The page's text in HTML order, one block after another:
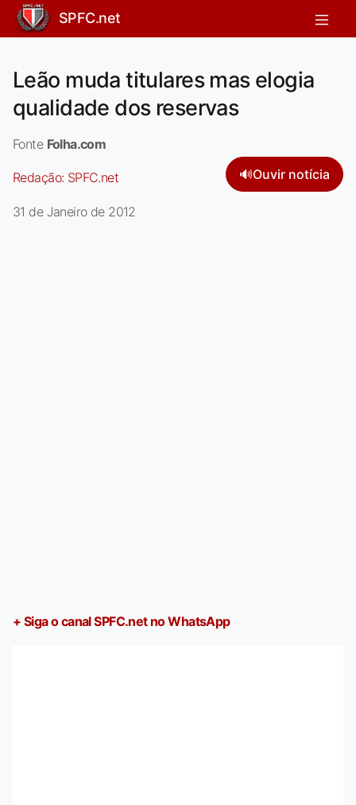
SPFC.net
Leão muda titulares mas elogia
qualidade dos reservas
Fonte Folha.com
Redação: SPFC.net 🔊Ouvir notícia
31 de Janeiro de 2012
+ Siga o canal SPFC.net no WhatsApp